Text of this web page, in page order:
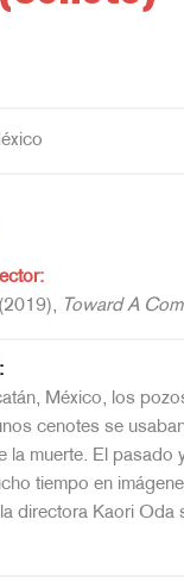
Toward A
México, los
cenotes se
la muerte. El pasado
tiempo en
directora Kaori Oda